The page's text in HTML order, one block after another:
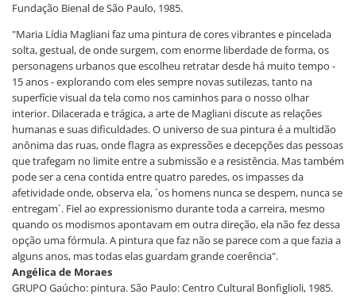
Fundação Bienal de São Paulo, 1985.
"Maria Lídia Magliani faz uma pintura de cores vibrantes e pincelada
solta, gestual, de onde surgem, com enorme liberdade de forma, os
personagens urbanos que escolheu retratar desde há muito tempo -
15 anos - explorando com eles sempre novas sutilezas, tanto na
superfície visual da tela como nos caminhos para o nosso olhar
interior. Dilacerada e trágica, a arte de Magliani discute as relações
humanas e suas dificuldades. O universo de sua pintura é a multidão
anônima das ruas, onde flagra as expressões e decepções das pessoas
que trafegam no limite entre a submissão e a resistência. Mas também
pode ser a cena contida entre quatro paredes, os impasses da
afetividade onde, observa ela, ´os homens nunca se despem, nunca se
entregam´. Fiel ao expressionismo durante toda a carreira, mesmo
quando os modismos apontavam em outra direção, ela não fez dessa
opção uma fórmula. A pintura que faz não se parece com a que fazia a
alguns anos, mas todas elas guardam grande coerência".
Angélica de Moraes
GRUPO Gaúcho: pintura. São Paulo: Centro Cultural Bonfiglioli, 1985.